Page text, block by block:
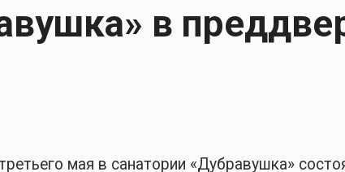
в
мая в санатории «Дубравушка»